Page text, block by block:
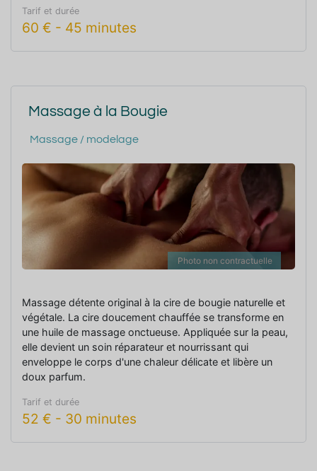
Tarif et durée
60 € - 45 minutes
Massage à la Bougie
Massage / modelage
Photo non contractuelle
Massage détente original à la cire de bougie naturelle et
végétale. La cire doucement chauffée se transforme en
une huile de massage onctueuse. Appliquée sur la peau,
elle devient un soin réparateur et nourrissant qui
enveloppe le corps d'une chaleur délicate et libère un
doux parfum.
Tarif et durée
52 € - 30 minutes